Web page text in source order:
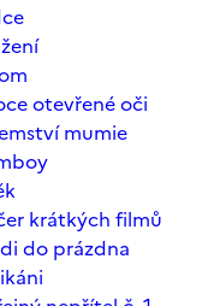
otevřené oči
mumie
krátkých filmů
do prázdna